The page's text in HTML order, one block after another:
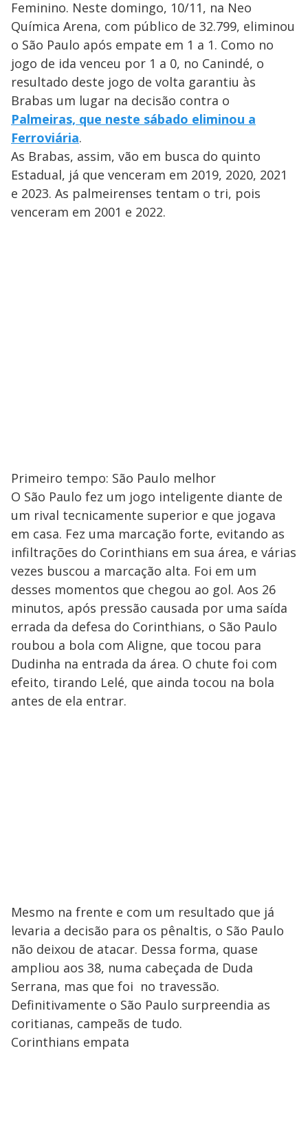
Feminino. Neste domingo, 10/11, na Neo
Química Arena, com público de 32.799, eliminou
o São Paulo após empate em 1 a 1. Como no
jogo de ida venceu por 1 a 0, no Canindé, o
resultado deste jogo de volta garantiu às
Brabas um lugar na decisão contra o
Palmeiras, que neste sábado eliminou a
Ferroviária.
As Brabas, assim, vão em busca do quinto
Estadual, já que venceram em 2019, 2020, 2021
e 2023. As palmeirenses tentam o tri, pois
venceram em 2001 e 2022.
Primeiro tempo: São Paulo melhor
O São Paulo fez um jogo inteligente diante de
um rival tecnicamente superior e que jogava
em casa. Fez uma marcação forte, evitando as
infiltrações do Corinthians em sua área, e várias
vezes buscou a marcação alta. Foi em um
desses momentos que chegou ao gol. Aos 26
minutos, após pressão causada por uma saída
errada da defesa do Corinthians, o São Paulo
roubou a bola com Aligne, que tocou para
Dudinha na entrada da área. O chute foi com
efeito, tirando Lelé, que ainda tocou na bola
antes de ela entrar.
Mesmo na frente e com um resultado que já
levaria a decisão para os pênaltis, o São Paulo
não deixou de atacar. Dessa forma, quase
ampliou aos 38, numa cabeçada de Duda
Serrana, mas que foi no travessão.
Definitivamente o São Paulo surpreendia as
coritianas, campeãs de tudo.
Corinthians empata